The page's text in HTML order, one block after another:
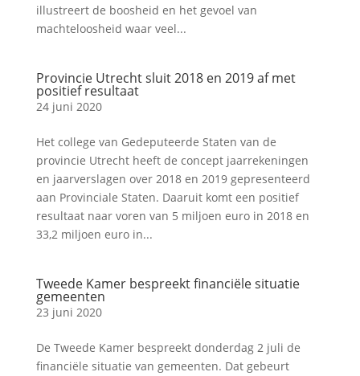
illustreert de boosheid en het gevoel van
machteloosheid waar veel...
Provincie Utrecht sluit 2018 en 2019 af met
positief resultaat
24 juni 2020
Het college van Gedeputeerde Staten van de
provincie Utrecht heeft de concept jaarrekeningen
en jaarverslagen over 2018 en 2019 gepresenteerd
aan Provinciale Staten. Daaruit komt een positief
resultaat naar voren van 5 miljoen euro in 2018 en
33,2 miljoen euro in...
Tweede Kamer bespreekt financiële situatie
gemeenten
23 juni 2020
De Tweede Kamer bespreekt donderdag 2 juli de
financiële situatie van gemeenten. Dat gebeurt